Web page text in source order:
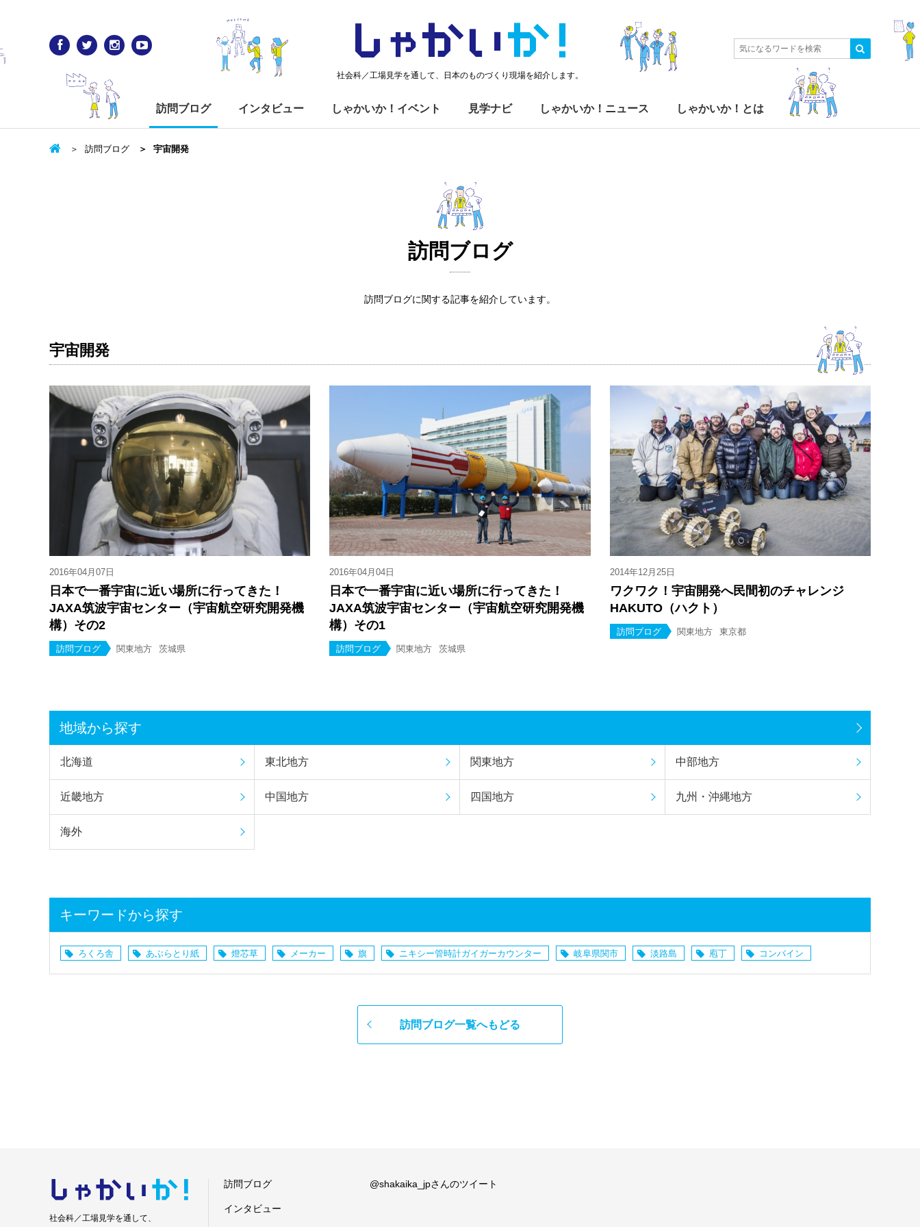
しゃかいか！
社会科／工場見学を通して、日本のものづくり現場を紹介します。
訪問ブログ インタビュー しゃかいか！イベント 見学ナビ しゃかいか！ニュース しゃかいか！とは
訪問ブログ 宇宙開発
訪問ブログ
訪問ブログに関する記事を紹介しています。
宇宙開発
2016年04月07日
日本で一番宇宙に近い場所に行ってきた！
JAXA筑波宇宙センター（宇宙航空研究開発機
構）その2
訪問ブログ 関東地方 茨城県
2016年04月04日
日本で一番宇宙に近い場所に行ってきた！
JAXA筑波宇宙センター（宇宙航空研究開発機
構）その1
訪問ブログ 関東地方 茨城県
2014年12月25日
ワクワク！宇宙開発へ民間初のチャレンジ
HAKUTO（ハクト）
訪問ブログ 関東地方 東京都
地域から探す
北海道 東北地方 関東地方 中部地方
近畿地方 中国地方 四国地方 九州・沖縄地方
海外
キーワードから探す
ろくろ舎 あぶらとり紙 燈芯草 メーカー 旗 ニキシー管時計ガイガーカウンター 岐阜県関市 淡路島 庖丁 コンバイン
訪問ブログ一覧へもどる
しゃかい か！
社会科／工場見学を通して、
訪問ブログ
インタビュー
@shakaika_jpさんのツイート